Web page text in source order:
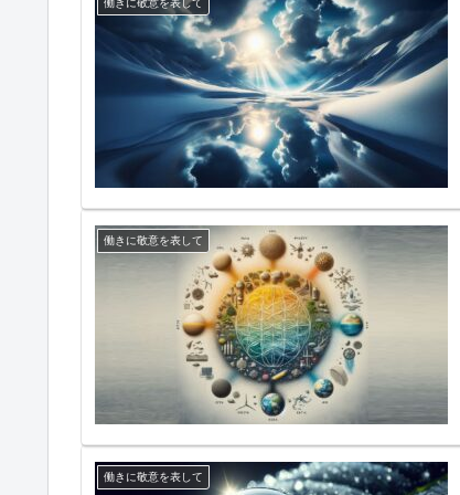
働きに敬意を表して
働きに敬意を表して
働きに敬意を表して